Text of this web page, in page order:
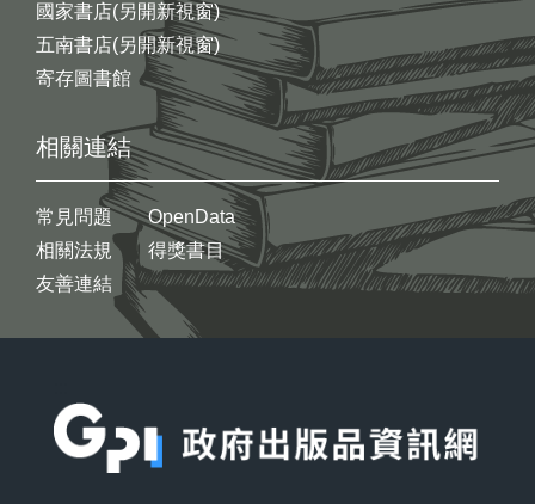
國家書店(另開新視窗)
五南書店(另開新視窗)
寄存圖書館
相關連結
常見問題
相關法規
友善連結
OpenData
得獎書目